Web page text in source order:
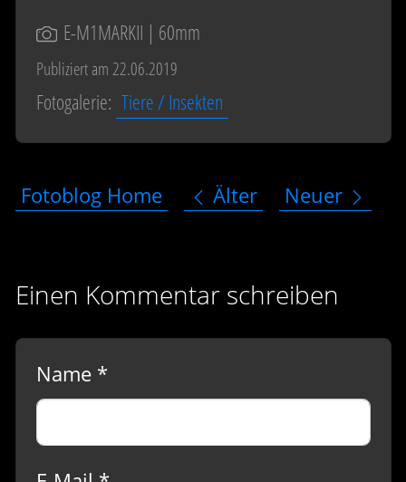
E-M1MARKII | 60mm
Publiziert am 22.06.2019
Fotogalerie: Tiere / Insekten
Fotoblog Home Älter Neuer
Einen Kommentar schreiben
Name *